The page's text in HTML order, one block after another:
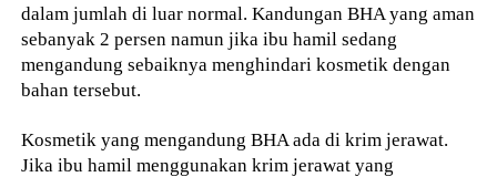
dalam jumlah di luar normal. Kandungan BHA yang aman
sebanyak 2 persen namun jika ibu hamil sedang
mengandung sebaiknya menghindari kosmetik dengan
bahan tersebut.
Kosmetik yang mengandung BHA ada di krim jerawat.
Jika ibu hamil menggunakan krim jerawat yang